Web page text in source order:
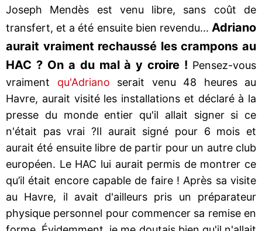
Joseph Mendès est venu libre, sans coût de
transfert, et a été ensuite bien revendu... Adriano
aurait vraiment rechaussé les crampons au
HAC ? On a du mal à y croire ! Pensez-vous
vraiment qu'Adriano serait venu 48 heures au
Havre, aurait visité les installations et déclaré à la
presse du monde entier qu'il allait signer si ce
n'était pas vrai ?Il aurait signé pour 6 mois et
aurait été ensuite libre de partir pour un autre club
européen. Le HAC lui aurait permis de montrer ce
qu’il était encore capable de faire ! Après sa visite
au Havre, il avait d'ailleurs pris un préparateur
physique personnel pour commencer sa remise en